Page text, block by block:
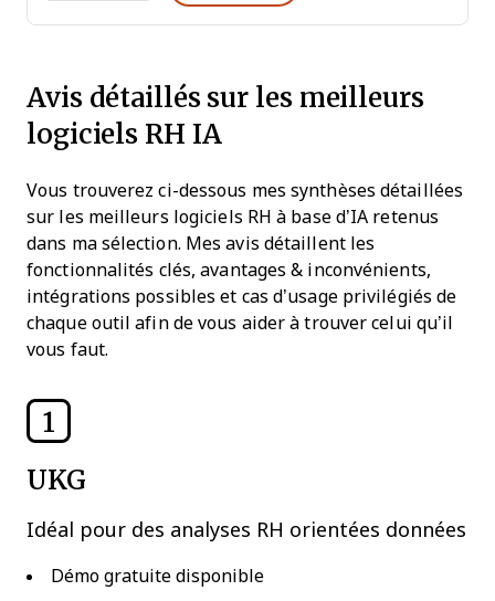
Avis détaillés sur les meilleurs
logiciels RH IA
Vous trouverez ci-dessous mes synthèses détaillées
sur les meilleurs logiciels RH à base d’IA retenus
dans ma sélection. Mes avis détaillent les
fonctionnalités clés, avantages & inconvénients,
intégrations possibles et cas d’usage privilégiés de
chaque outil afin de vous aider à trouver celui qu’il
vous faut.
1
UKG
Idéal pour des analyses RH orientées données
Démo gratuite disponible